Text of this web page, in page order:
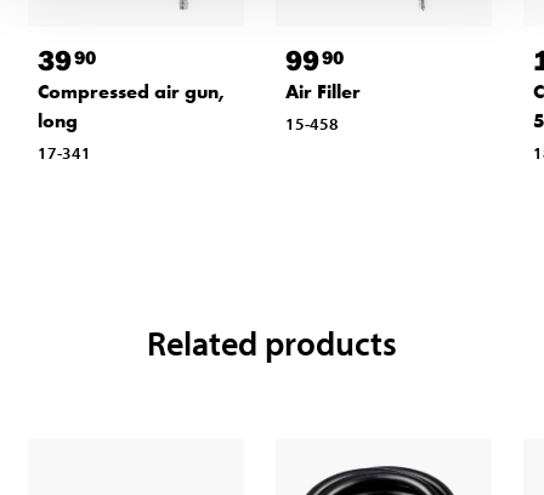
3990
Compressed air gun,
long
17-341
9990
Air Filler
15-458
Related products